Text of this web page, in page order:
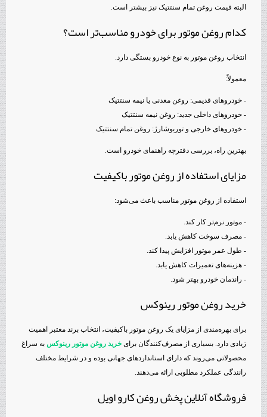
البته قیمت روغن تمام سنتتیک نیز بیشتر است.
کدام روغن موتور برای خودرو مناسب‌تر است؟
انتخاب روغن موتور به نوع خودرو بستگی دارد.
معمولاً:
- خودروهای قدیمی: روغن معدنی یا نیمه سنتتیک
- خودروهای داخلی جدید: روغن نیمه سنتتیک
- خودروهای خارجی و توربوشارژ: روغن تمام سنتتیک
بهترین راه، بررسی دفترچه راهنمای خودرو است.
مزایای استفاده از روغن موتور باکیفیت
استفاده از روغن موتور مناسب باعث می‌شود:
- موتور نرم‌تر کار کند.
- مصرف سوخت کاهش یابد.
- طول عمر موتور افزایش پیدا کند.
- هزینه‌های تعمیرات کاهش یابد.
- راندمان خودرو بهتر شود.
خرید روغن موتور رینوکس
برای بهره‌مندی از مزایای یک روغن موتور باکیفیت، انتخاب برند معتبر اهمیت
زیادی دارد. بسیاری از مصرف‌کنندگان برای خرید روغن موتور رینوکس به سراغ
محصولاتی می‌روند که دارای استانداردهای جهانی بوده و در شرایط مختلف
رانندگی عملکرد مطلوبی ارائه می‌دهند.
فروشگاه آنلاین پخش روغن کارو اویل